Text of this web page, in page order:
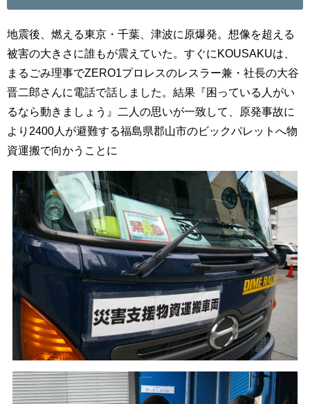
地震後、燃える東京・千葉、津波に原爆発。想像を超える
被害の大きさに誰もが震えていた。すぐにKOUSAKUは、
まるごみ理事でZERO1プロレスのレスラー兼・社長の大谷
晋二郎さんに電話で話しました。結果『困っている人がい
るなら動きましょう』二人の思いが一致して、原発事故に
より2400人が避難する福島県郡山市のビックパレットへ物
資運搬で向かうことに